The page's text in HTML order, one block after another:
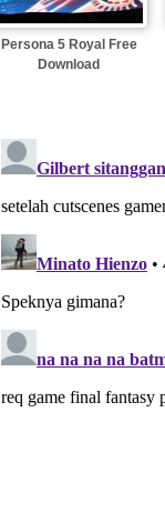
Persona 5 Royal Free
Download